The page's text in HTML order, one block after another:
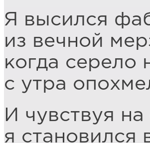
Я высился
из вечной
когда серело
с утра
И чувствуя
я становился